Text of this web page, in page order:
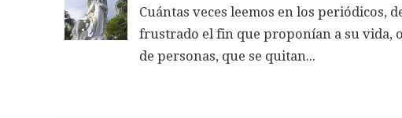
Cuántas veces leemos en los
frustrado el fin que proponían a su vida,
de personas, que se quitan...